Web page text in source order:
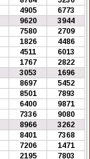
4905
6773
9620
3944
7580
2709
1826
4486
4511
6013
1767
2822
3053
1696
8697
5452
8501
7893
6400
9871
7336
9080
8966
3262
8401
7368
7206
1471
2195
7803